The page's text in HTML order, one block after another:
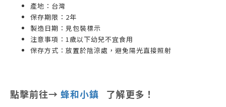
產地：台灣
保存期限：2年
製造日期：見包裝標示
注意事項：1歲以下幼兒不宜食用
保存方式：放置於陰涼處，避免陽光直接照射
點擊前往→ 蜂和小鎮 了解更多！